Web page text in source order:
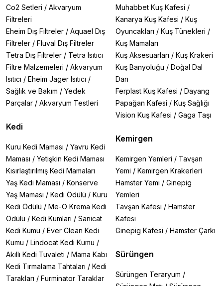
Co2 Setleri / Akvaryum
Filtreleri
Eheim Dış Filtreler / Aquael Dış
Filtreler / Fluval Dış Filtreler
Tetra Dış Filtreler / Tetra Isıtıcı
Filtre Malzemeleri / Akvaryum
Isıtıcı / Eheim Jager Isıtıcı /
Sağlık ve Bakım / Yedek
Parçalar / Akvaryum Testleri
Kedi
Kuru Kedi Maması / Yavru Kedi
Maması / Yetişkin Kedi Maması
Kısırlaştırılmış Kedi Mamaları
Yaş Kedi Maması / Konserve
Yaş Maması / Kedi Ödülü / Kuru
Kedi Ödülü / Me-O Krema Kedi
Ödülü / Kedi Kumları / Sanicat
Kedi Kumu / Ever Clean Kedi
Kumu / Lindocat Kedi Kumu /
Akıllı Kedi Tuvaleti / Mama Kabı
Kedi Tırmalama Tahtaları / Kedi
Tarakları / Furminator Taraklar
Muhabbet Kuş Kafesi /
Kanarya Kuş Kafesi / Kuş
Oyuncakları / Kuş Tünekleri /
Kuş Mamaları
Kuş Aksesuarları / Kuş Krakeri
Kuş Banyoluğu / Doğal Dal
Darı
Ferplast Kuş Kafesi / Dayang
Papağan Kafesi / Kuş Sağlığı
Vision Kuş Kafesi / Gaga Taşı
Kemirgen
Kemirgen Yemleri / Tavşan
Yemi / Kemirgen Krakerleri
Hamster Yemi / Ginepig
Yemleri
Tavşan Kafesi / Hamster
Kafesi
Ginepig Kafesi / Hamster Çarkı
Sürüngen
Sürüngen Teraryum /